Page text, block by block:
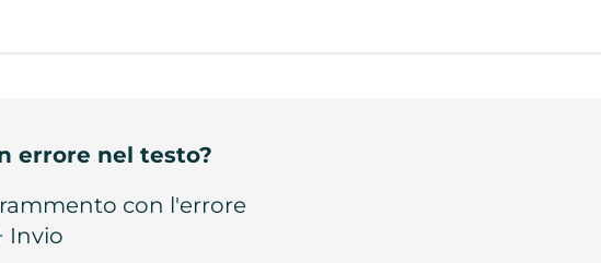
errore nel testo?
con l'errore
Invio